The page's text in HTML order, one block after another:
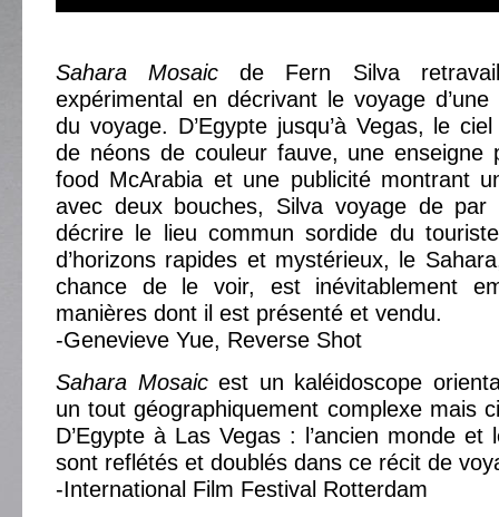
Sahara Mosaic de Fern Silva
expérimental en décrivant le voyage
du voyage. D’Egypte jusqu’à Vegas, le
de néons de couleur fauve, une enseigne
food McArabia et une publicité montrant
avec deux bouches, Silva voyage de
décrire le lieu commun sordide du
d’horizons rapides et mystérieux, le
chance de le voir, est inévitablement
manières dont il est présenté et vendu.
-Genevieve Yue, Reverse Shot
Sahara Mosaicest un kaléidoscope
un tout géographiquement complexe mais
D’Egypte à Las Vegas : l’ancien monde et
sont reflétés et doublés dans ce récit de
-International Film Festival Rotterdam